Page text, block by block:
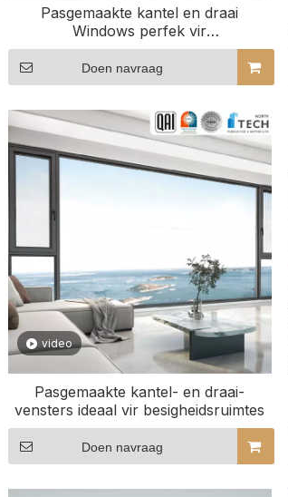
Pasgemaakte kantel en draai
Windows perfek vir
kantooromgewings
Doen navraag
video
Pasgemaakte kantel- en draai-
vensters ideaal vir besigheidsruimtes
Doen navraag